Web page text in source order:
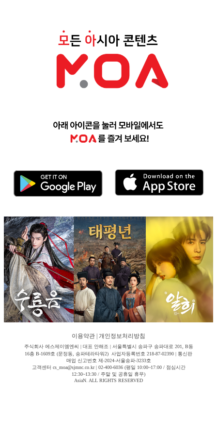
이용약관 개인정보처리방침
주식회사 에스제이엠엔씨 | 대표 안해조 | 서울특별시 송파구 송파대로 201, B동
16층 B-1609호 (문정동, 송파테라타워2) 사업자등록번호 218-87-02390 | 통신판
매업 신고번호 제-2024-서울송파-3233호
고객센터 cs_moa@sjmnc.co.kr | 02-400-6036 (평일 10:00~17:00 / 점심시간
12:30~13:30 / 주말 및 공휴일 휴무)
AsiaN. ALL RIGHTS RESERVED